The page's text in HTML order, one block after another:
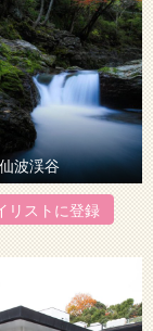
仙波渓谷